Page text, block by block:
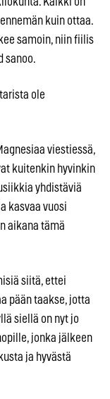
kuin ottaa.
samoin, niin fiilis
sanoo.
ole
viestiessä,
kuitenkin hyvinkin
yhdistäviä
kasvaa vuosi
aikana tämä
siitä, ettei
pään taakse, jotta
siellä on nyt jo
jonka jälkeen
ja hyvästä